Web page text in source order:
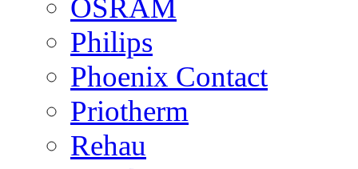
OSRAM
Philips
Phoenix Contact
Priotherm
Rehau